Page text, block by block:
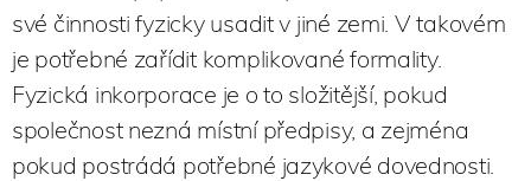
své činnosti fyzicky usadit v jiné zemi. V takovém
je potřebné zařídit komplikované formality.
Fyzická inkorporace je o to složitější, pokud
společnost nezná místní předpisy, a zejména
pokud postrádá potřebné jazykové dovednosti.